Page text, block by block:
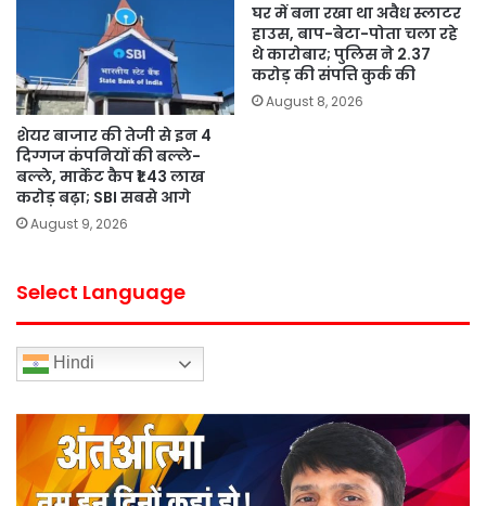
शेयर बाजार की तेजी से इन 4
दिग्गज कंपनियों की बल्ले-
बल्ले, मार्केट कैप ₹1.43 लाख
करोड़ बढ़ा; SBI सबसे आगे
August 9, 2026
घर में बना रखा था अवैध स्लाटर
हाउस, बाप-बेटा-पोता चला रहे
थे कारोबार; पुलिस ने 2.37
करोड़ की संपत्ति कुर्क की
August 8, 2026
Select Language
Hindi